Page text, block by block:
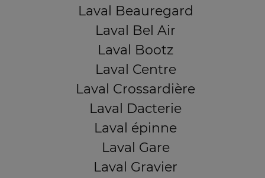
Laval Beauregard
Laval Bel Air
Laval Bootz
Laval Centre
Laval Crossardière
Laval Dacterie
Laval épinne
Laval Gare
Laval Gravier